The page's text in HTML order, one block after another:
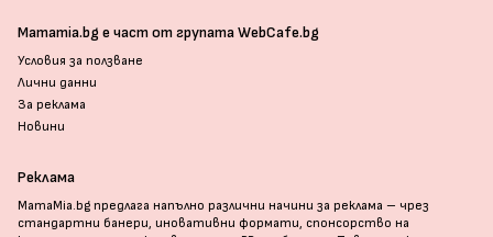
Mamamia.bg е част от групата WebCafe.bg
Условия за ползване
Лични данни
За реклама
Новини
Реклама
MamaMia.bg предлага напълно различни начини за реклама – чрез
стандартни банери, иновативни формати, спонсорство на